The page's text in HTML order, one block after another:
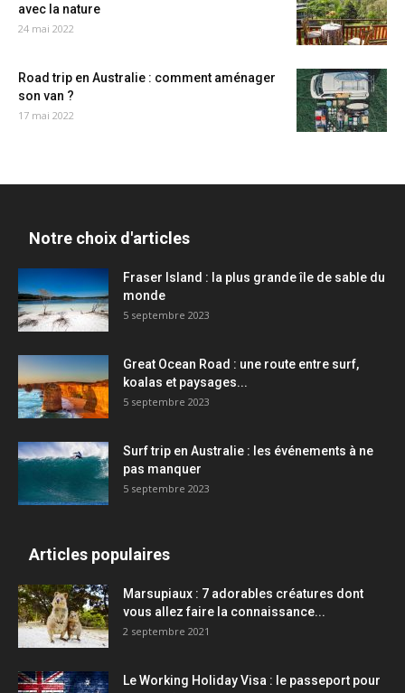
avec la nature
24 mai 2022
Road trip en Australie : comment aménager
son van ?
17 mai 2022
Notre choix d'articles
Fraser Island : la plus grande île de sable du
monde
5 septembre 2023
Great Ocean Road : une route entre surf,
koalas et paysages...
5 septembre 2023
Surf trip en Australie : les événements à ne
pas manquer
5 septembre 2023
Articles populaires
Marsupiaux : 7 adorables créatures dont
vous allez faire la connaissance...
2 septembre 2021
Le Working Holiday Visa : le passeport pour